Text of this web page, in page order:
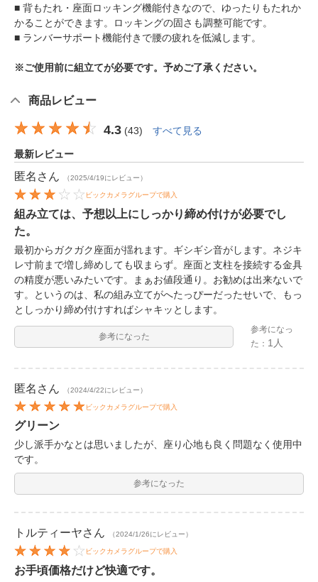
■ 背もたれ・座面ロッキング機能付きなので、ゆったりもたれか
かることができます。ロッキングの固さも調整可能です。
■ ランバーサポート機能付きで腰の疲れを低減します。
※ご使用前に組立てが必要です。予めご了承ください。
商品レビュー
4.3 (43) すべて見る
最新レビュー
匿名 さん （2025/4/19にレビュー）
ビックカメラグループで購入
組み立ては、予想以上にしっかり締め付けが必要でし
た。
最初からガクガク座面が揺れます。ギシギシ音がします。ネジキ
レ寸前まで増し締めしても収まらず。座面と支柱を接続する金具
の精度が悪いみたいです。まぁお値段通り。お勧めは出来ないで
す。というのは、私の組み立てがへたっぴーだったせいで、もっ
としっかり締め付けすればシャキッとします。
参考になった
参考になっ
た： 1人
匿名 さん （2024/4/22にレビュー）
ビックカメラグループで購入
グリーン
少し派手かなとは思いましたが、座り心地も良く問題なく使用中
です。
参考になった
トルティーヤさん （2024/1/26にレビュー）
ビックカメラグループで購入
お手頃価格だけど快適です。